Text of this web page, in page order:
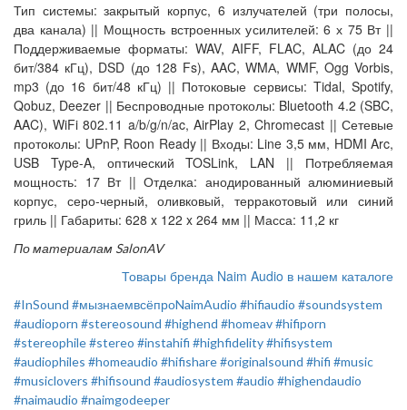
Тип системы: закрытый корпус, 6 излучателей (три полосы,
два канала) || Мощность встроенных усилителей: 6 х 75 Вт ||
Поддерживаемые форматы: WAV, AIFF, FLAC, ALAC (до 24
бит/384 кГц), DSD (до 128 Fs), AAC, WMА, WMF, Ogg Vorbis,
mp3 (до 16 бит/48 кГц) || Потоковые сервисы: Tidal, Spotify,
Qobuz, Deezer || Беспроводные протоколы: Bluetooth 4.2 (SBC,
AAC), WiFi 802.11 a/b/g/n/ac, AirPlay 2, Chromecast || Сетевые
протоколы: UPnP, Roon Ready || Входы: Line 3,5 мм, HDMI Arc,
USB Type-A, оптический TOSLink, LAN || Потребляемая
мощность: 17 Вт || Отделка: анодированный алюминиевый
корпус, серо-черный, оливковый, терракотовый или синий
гриль || Габариты: 628 x 122 x 264 мм || Масса: 11,2 кг
По материалам SalonAV
Товары бренда Naim Audio в нашем каталоге
#InSound #мызнаемвсёпроNaimAudio #hifiaudio #soundsystem
#audioporn #stereosound #highend #homeav#hifiporn
#stereophile#stereo #instahifi #highfidelity#hifisystem
#audiophiles #homeaudio #hifishare#originalsound #hifi #music
#musiclovers #hifisound #audiosystem #audio #highendaudio
#naimaudio #naimgodeeper